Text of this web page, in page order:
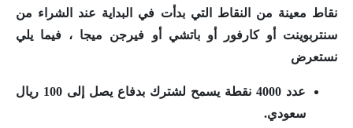
نقاط معينة من النقاط التي بدأت في البداية عند الشراء من
سنتربوينت أو كارفور أو باتشي أو فيرجن ميجا ، فيما يلي
نستعرض
عدد 4000 نقطة يسمح لشترك بدفاع يصل إلى 100 ريال
سعودي.